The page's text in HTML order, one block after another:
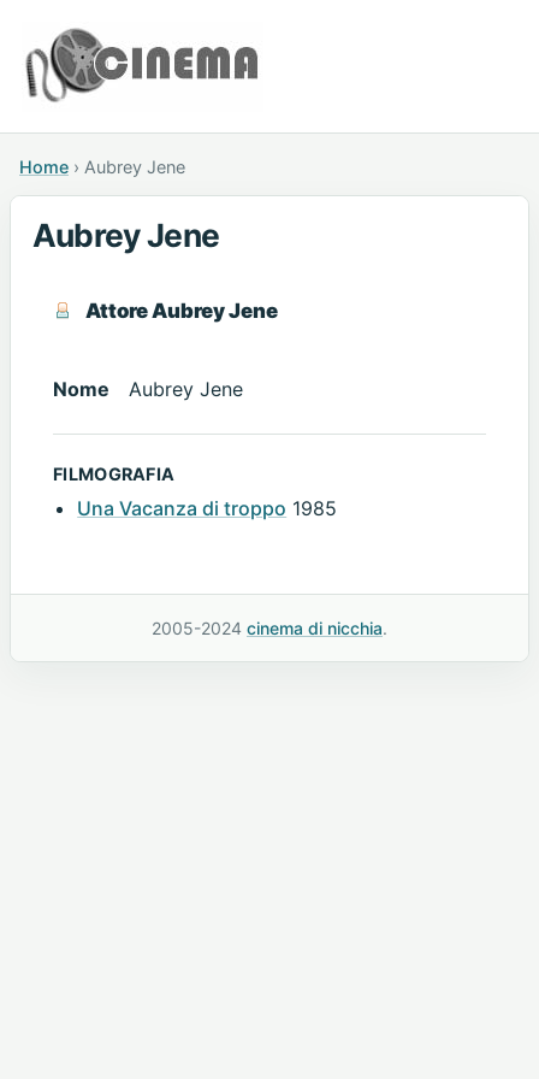
Home › Aubrey Jene
Aubrey Jene
Attore Aubrey Jene
Nome Aubrey Jene
FILMOGRAFIA
Una Vacanza di troppo 1985
2005-2024 cinema di nicchia.